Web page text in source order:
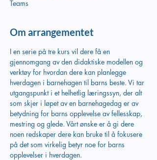
Teams
Om arrangementet
I en serie på tre kurs vil dere få en
gjennomgang av den didaktiske modellen og
verktøy for hvordan dere kan planlegge
hverdagen i barnehagen til barns beste. Vi tar
utgangspunkt i et helhetlig læringssyn, der alt
som skjer i løpet av en barnehagedag er av
betydning for barns opplevelse av fellesskap,
mestring og glede. Vårt ønske er å gi dere
noen redskaper dere kan bruke til å fokusere
på det som virkelig betyr noe for barns
opplevelser i hverdagen.